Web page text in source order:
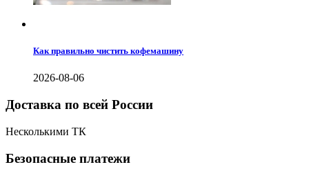
Как правильно чистить кофемашину
2026-08-06
Доставка по всей России
Несколькими ТК
Безопасные платежи